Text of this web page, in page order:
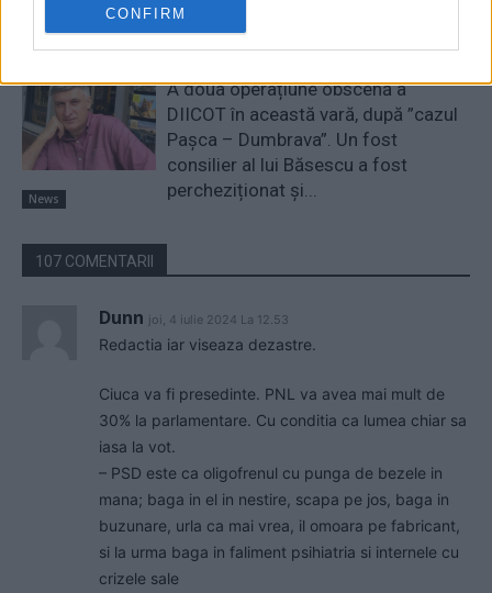
CONFIRM
News
convingătoare ale ministrului
Pîslaru
News
A doua operațiune obscenă a
DIICOT în această vară, după ”cazul
Pașca – Dumbrava”. Un fost
consilier al lui Băsescu a fost
percheziționat și...
107 COMENTARII
Dunn joi, 4 iulie 2024 La 12.53
Redactia iar viseaza dezastre.
Ciuca va fi presedinte. PNL va avea mai mult de
30% la parlamentare. Cu conditia ca lumea chiar sa
iasa la vot.
– PSD este ca oligofrenul cu punga de bezele in
mana; baga in el in nestire, scapa pe jos, baga in
buzunare, urla ca mai vrea, il omoara pe fabricant,
si la urma baga in faliment psihiatria si internele cu
crizele sale